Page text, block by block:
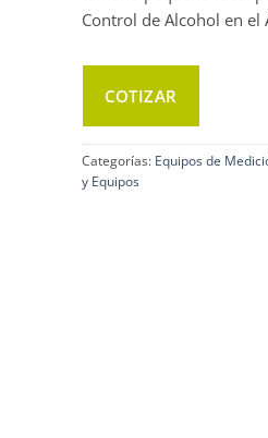
Control de Alcohol en el
COTIZAR
Categorías: Equipos de
y Equipos